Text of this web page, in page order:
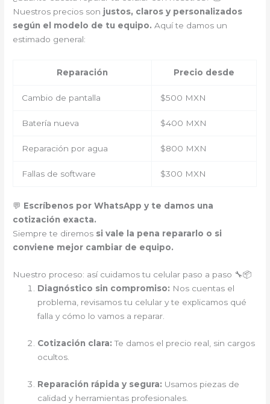
Nuestros precios son justos, claros y personalizados
según el modelo de tu equipo. Aquí te damos un
estimado general:
Reparación Precio desde
Cambio de pantalla $500 MXN
Batería nueva $400 MXN
Reparación por agua $800 MXN
Fallas de software $300 MXN
💬 Escríbenos por WhatsApp y te damos una
cotización exacta.
Siempre te diremos si vale la pena repararlo o si
conviene mejor cambiar de equipo.
Nuestro proceso: así cuidamos tu celular paso a paso 🔧📦
Diagnóstico sin compromiso: Nos cuentas el
problema, revisamos tu celular y te explicamos qué
falla y cómo lo vamos a reparar.
Cotización clara: Te damos el precio real, sin cargos
ocultos.
Reparación rápida y segura: Usamos piezas de
calidad y herramientas profesionales.